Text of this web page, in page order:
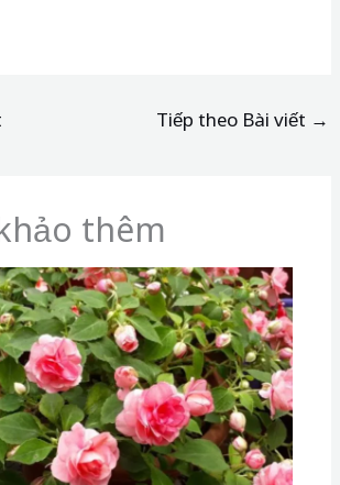
Tiếp theo Bài viết →
thêm